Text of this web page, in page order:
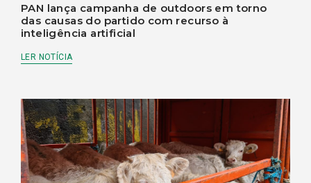
PAN lança campanha de outdoors em torno
das causas do partido com recurso à
inteligência artificial
LER NOTÍCIA